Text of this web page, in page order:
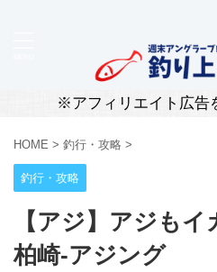
※アフィリエイト広告
HOME > 釣行・攻略 >
釣行・攻略
【アジ】アジも
柏崎-アジング